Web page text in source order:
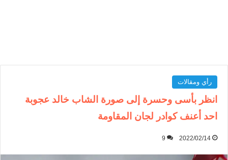
رأي ومقالات
انظر بأسى وحسرة إلى صورة الشاب خالد عجوبة
احد أعنف كوادر لجان المقاومة
2022/02/14
9